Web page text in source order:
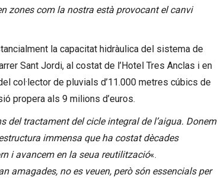
zones com la nostra està provocant el canvi
la capacitat hidràulica del sistema de
Sant Jordi, al costat de l’Hotel Tres Anclas i en
col·lector de pluvials d’11.000 metres cúbics de
propera als 9 milions d’euros.
del tractament del cicle integral de l’aigua. Donem
immensa que ha costat dècades
i avancem en la seua reutilització«.
amagades, no es veuen, però són essencials per